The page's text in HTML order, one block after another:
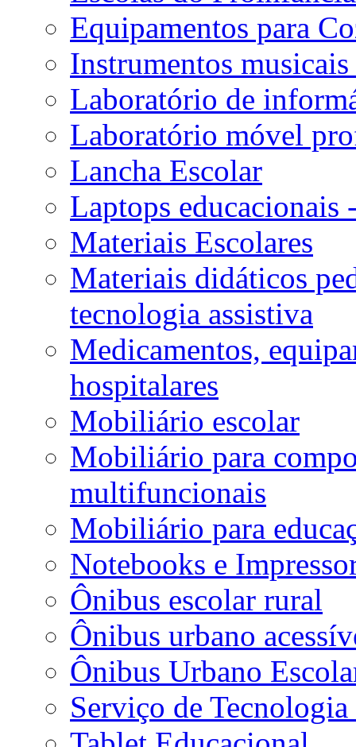
Equipamentos para
Instrumentos
Laboratório de
Laboratório móvel
Lancha Escolar
Laptops educacionais
Materiais Escolares
Materiais didáticos
tecnologia assistiva
Medicamentos,
hospitalares
Mobiliário escolar
Mobiliário para
multifuncionais
Mobiliário para
Notebooks e
Ônibus escolar rural
Ônibus urbano
Ônibus Urbano
Serviço de